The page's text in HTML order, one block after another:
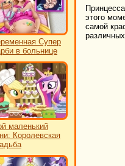
Супер
в больнице
маленький
Королевская
этого
самой